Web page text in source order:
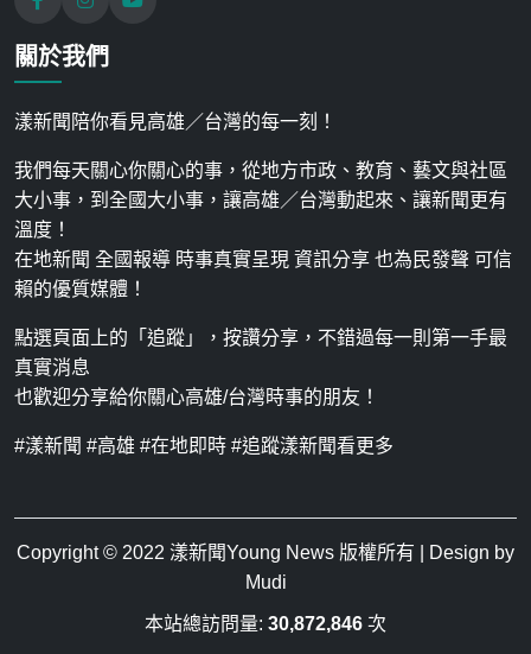
關於我們
漾新聞陪你看見高雄／台灣的每一刻！
我們每天關心你關心的事，從地方市政、教育、藝文與社區
大小事，到全國大小事，讓高雄／台灣動起來、讓新聞更有
溫度！
在地新聞 全國報導 時事真實呈現 資訊分享 也為民發聲 可信
賴的優質媒體！
點選頁面上的「追蹤」，按讚分享，不錯過每一則第一手最
真實消息
也歡迎分享給你關心高雄/台灣時事的朋友！
#漾新聞 #高雄 #在地即時 #追蹤漾新聞看更多
Copyright © 2022 漾新聞Young News 版權所有 | Design by
Mudi
本站總訪問量: 30,872,846 次